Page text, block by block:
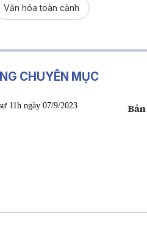
Văn hóa toàn cảnh
CHUYÊN MỤC